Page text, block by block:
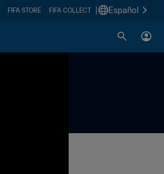
FIFA STORE FIFA COLLECT Español